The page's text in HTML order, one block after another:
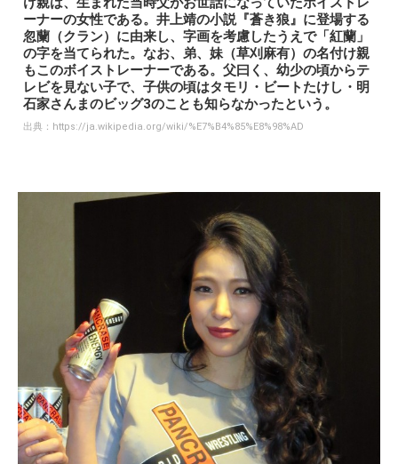
ーナーの女性である。井上靖の小説『蒼き狼』に登場する
忽蘭（クラン）に由来し、字画を考慮したうえで「紅蘭」
の字を当てられた。なお、弟、妹（草刈麻有）の名付け親
もこのボイストレーナーである。父曰く、幼少の頃からテ
レビを見ない子で、子供の頃はタモリ・ビートたけし・明
石家さんまのビッグ3のことも知らなかったという。
出典： https://ja.wikipedia.org/wiki/%E7%B4%85%E8%98%AD